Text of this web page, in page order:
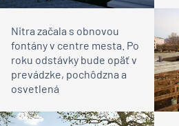
Nitra začala s obnovou
fontány v centre mesta. Po
roku odstávky bude opäť v
prevádzke, pochôdzna a
osvetlená